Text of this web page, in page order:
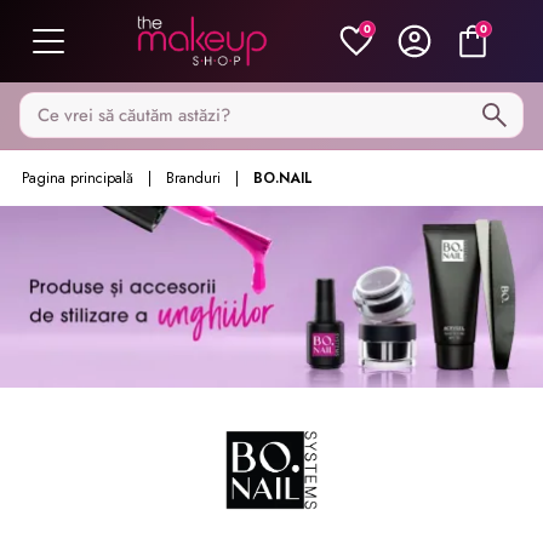
0 0
Caută pe MakeupShop
Pagina principală Branduri BO.NAIL